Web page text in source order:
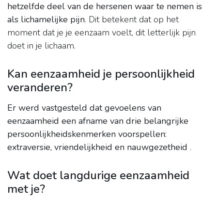
hetzelfde deel van de hersenen waar te nemen is
als lichamelijke pijn. Dit betekent dat op het
moment dat je je eenzaam voelt, dit letterlijk pijn
doet in je lichaam.
Kan eenzaamheid je persoonlijkheid
veranderen?
Er werd vastgesteld dat gevoelens van
eenzaamheid een afname van drie belangrijke
persoonlijkheidskenmerken voorspellen:
extraversie, vriendelijkheid en nauwgezetheid .
Wat doet langdurige eenzaamheid
met je?